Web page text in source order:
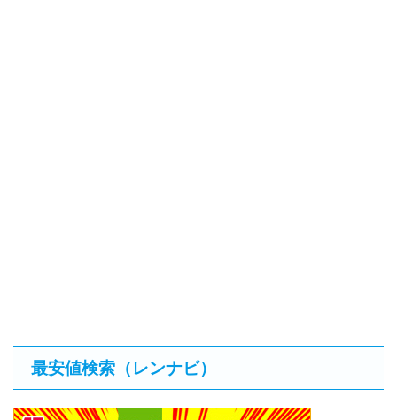
最安値検索（レンナビ）